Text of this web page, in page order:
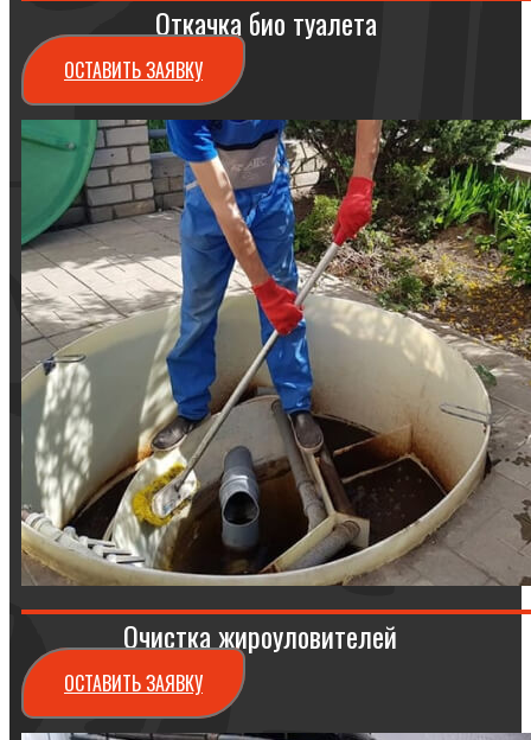
Откачка био туалета
ОСТАВИТЬ ЗАЯВКУ
Очистка жироуловителей
ОСТАВИТЬ ЗАЯВКУ